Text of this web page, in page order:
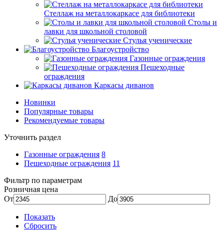
Стеллаж на металлокаркасе для библиотеки
Столы и
лавки для школьной столовой
Стулья ученические
Благоустройство
Газонные ограждения
Пешеходные
ограждения
Каркасы диванов
Новинки
Популярные товары
Рекомендуемые товары
Уточнить раздел
Газонные ограждения 8
Пешеходные ограждения 11
Фильтр по параметрам
Розничная цена
От
До
Показать
Сбросить